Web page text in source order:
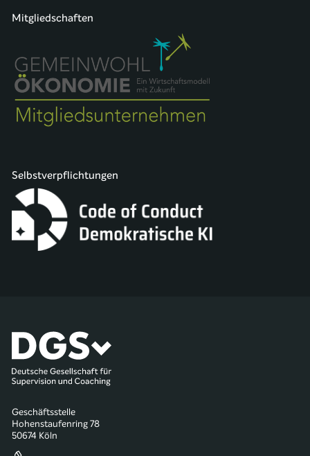
Mitgliedschaften
Selbstverpflichtungen
Geschäftsstelle
Hohenstaufenring 78
50674 Köln